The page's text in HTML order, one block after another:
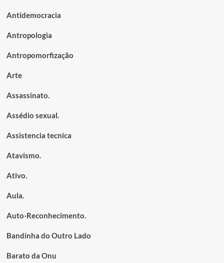
Antidemocracia
Antropologia
Antropomorfização
Arte
Assassinato.
Assédio sexual.
Assistencia tecnica
Atavismo.
Ativo.
Aula.
Auto-Reconhecimento.
Bandinha do Outro Lado
Barato da Onu